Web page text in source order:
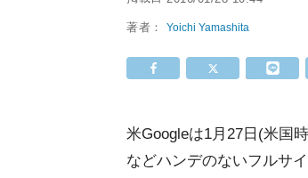
著者：Yoichi Yamashita
米Googleは1月27日(米国
などハンデのないフルサ